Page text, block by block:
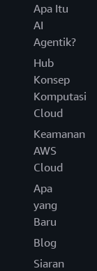
Apa Itu
AI
Agentik?
Hub
Konsep
Komputasi
Cloud
Keamanan
AWS
Cloud
Apa
yang
Baru
Blog
Siaran